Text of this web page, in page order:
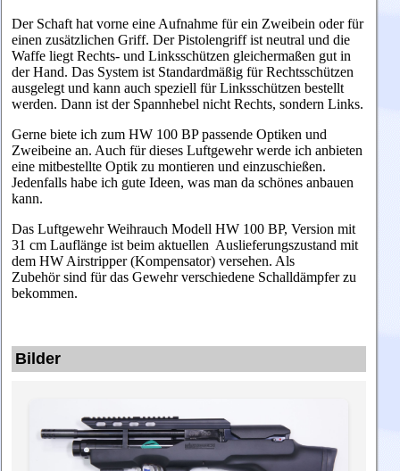
Der Schaft hat vorne eine Aufnahme für ein Zweibein oder für
einen zusätzlichen Griff. Der Pistolengriff ist neutral und die
Waffe liegt Rechts- und Linksschützen gleichermaßen gut in
der Hand. Das System ist Standardmäßig für Rechtsschützen
ausgelegt und kann auch speziell für Linksschützen bestellt
werden. Dann ist der Spannhebel nicht Rechts, sondern Links.
Gerne biete ich zum HW 100 BP passende Optiken und
Zweibeine an. Auch für dieses Luftgewehr werde ich anbieten
eine mitbestellte Optik zu montieren und einzuschießen.
Jedenfalls habe ich gute Ideen, was man da schönes anbauen
kann.
Das Luftgewehr Weihrauch Modell HW 100 BP, Version mit
31 cm Lauflänge ist beim aktuellen Auslieferungszustand mit
dem HW Airstripper (Kompensator) versehen. Als
Zubehör sind für das Gewehr verschiedene Schalldämpfer zu
bekommen.
Bilder